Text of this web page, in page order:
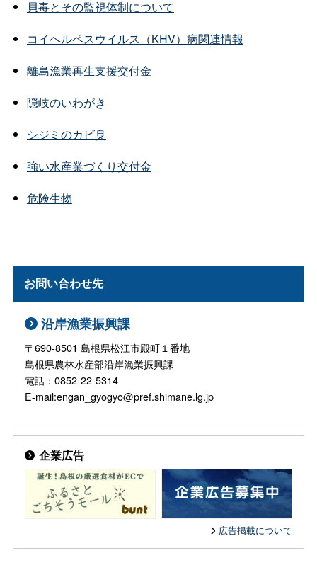
貝毒とその監視体制について
コイヘルペスウイルス（KHV）病関連情報
離島漁業再生支援交付金
隠岐のいわがき
シジミのカビ臭
強い水産業づくり交付金
危険生物
お問い合わせ先
沿岸漁業振興課
〒690-8501 島根県松江市殿町１番地
島根県農林水産部沿岸漁業振興課
電話：0852-22-5314
E-mail:engan_gyogyo@pref.shimane.lg.jp
企業広告
広告掲載について